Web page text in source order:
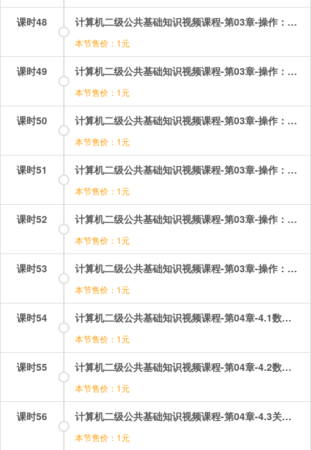
课时48 计算机二级公共基础知识视频课程-第03章-操作：相关考题（3）.mp4
本节售价：1元
课时49 计算机二级公共基础知识视频课程-第03章-操作：第三章考点综合.mp4
本节售价：1元
课时50 计算机二级公共基础知识视频课程-第03章-操作：结构化分析方法.mp4
本节售价：1元
课时51 计算机二级公共基础知识视频课程-第03章-操作：结构化设计方法.mp4
本节售价：1元
课时52 计算机二级公共基础知识视频课程-第03章-操作：软件工程基本概念.mp4
本节售价：1元
课时53 计算机二级公共基础知识视频课程-第03章-操作：软件测试和程序的测试.mp4
本节售价：1元
课时54 计算机二级公共基础知识视频课程-第04章-4.1数据库系统的基本概念.mp4
本节售价：1元
课时55 计算机二级公共基础知识视频课程-第04章-4.2数据模型.mp4
本节售价：1元
课时56 计算机二级公共基础知识视频课程-第04章-4.3关系代数.mp4
本节售价：1元